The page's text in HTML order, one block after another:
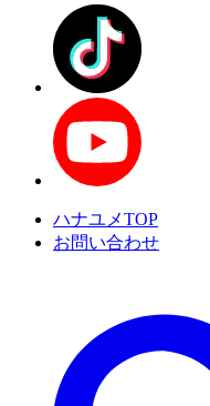
ハナユメTOP
お問い合わせ